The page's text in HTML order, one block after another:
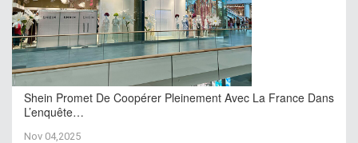
Shein Promet De Coopérer Pleinement Avec La France Dans
L’enquête…
Nov 04,2025